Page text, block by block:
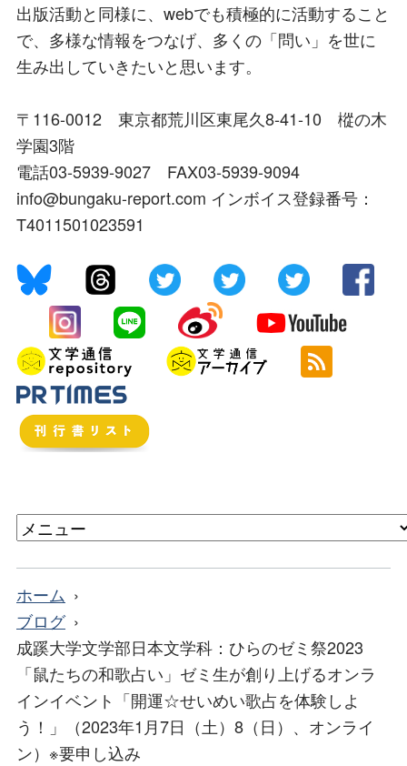
出版活動と同様に、webでも積極的に活動すること
で、多様な情報をつなげ、多くの「問い」を世に
生み出していきたいと思います。
〒116-0012 東京都荒川区東尾久8-41-10 樅の木
学園3階
電話03-5939-9027 FAX03-5939-9094
info@bungaku-report.com インボイス登録番号：
T4011501023591
ホーム
ブログ
成蹊大学文学部日本文学科：ひらのゼミ祭2023​
「鼠たちの和歌占い」ゼミ生が創り上げるオンラ
インイベント「開運☆せいめい歌占を体験しよ
う！」（2023年1月7日（土）8（日）、オンライ
ン）※要申し込み